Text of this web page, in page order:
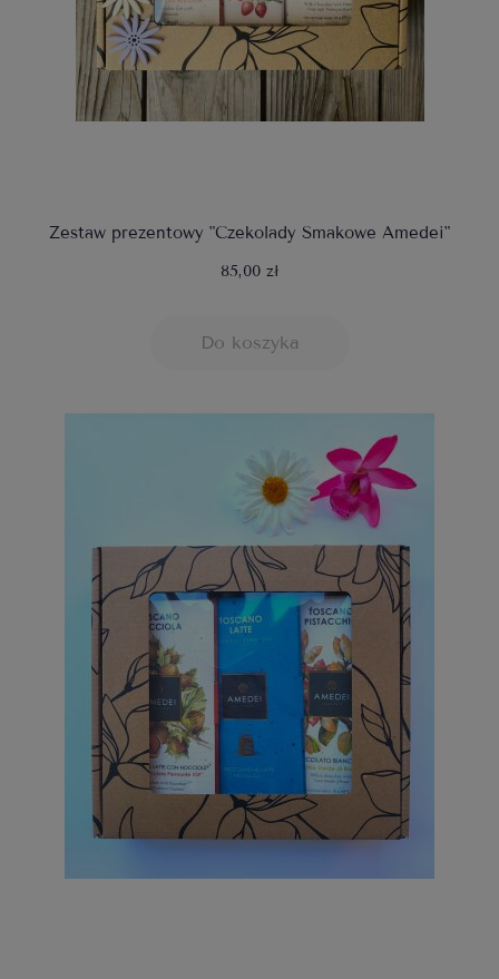
Zestaw prezentowy "Czekolady Smakowe Amedei"
85,00 zł
Do koszyka